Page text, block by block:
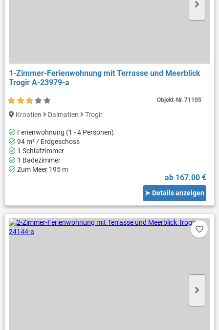
1-Zimmer-Ferienwohnung mit Terrasse und Meerblick
Trogir A-23979-a
Kroatien Dalmatien Trogir
Ferienwohnung (1 - 4 Personen)
94 m² / Erdgeschoss
1 Schlafzimmer
1 Badezimmer
Zum Meer 195 m
ab 167.00 €
➤ Details anzeigen
Objekt-Nr.71105